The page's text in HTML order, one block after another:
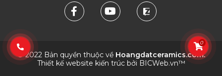
© 2022 Bản quyền thuộc về Hoangdatceramics.com.
Thiết kế website kiến trúcbởi BICWeb.vn™
0